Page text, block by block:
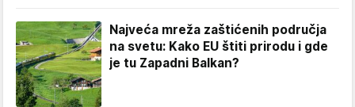
Najveća mreža zaštićenih područja
na svetu: Kako EU štiti prirodu i gde
je tu Zapadni Balkan?